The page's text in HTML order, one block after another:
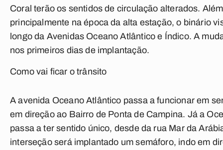
Coral terão os sentidos de circulação alterados.
principalmente na época da alta estação, o binário
longo da Avenidas Oceano Atlântico e Índico. A
nos primeiros dias de implantação.
Como vai ficar o trânsito
A avenida Oceano Atlântico passa a funcionar em
em direção ao Bairro de Ponta de Campina. Já a
passa a ter sentido único, desde da rua Mar da
interseção será implantado um semáforo, indo em